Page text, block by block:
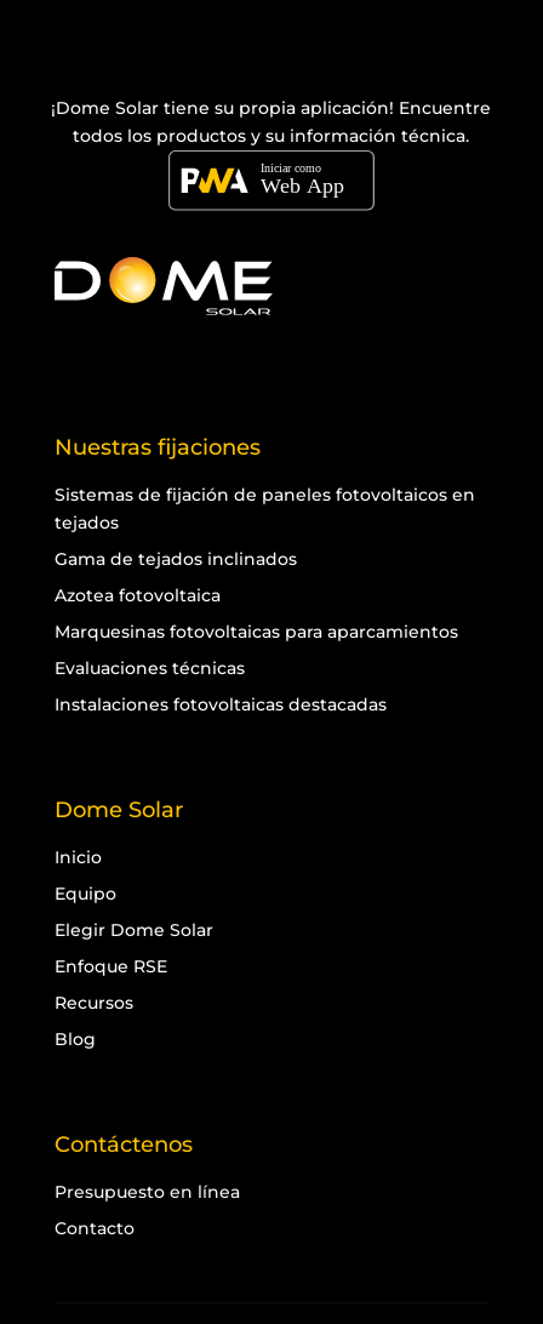
¡Dome Solar tiene su propiaaplicación! Encuentre
todos los productos y su información técnica.
Nuestras fijaciones
Sistemas de fijación de paneles fotovoltaicos en
tejados
Gama de tejados inclinados
Azotea fotovoltaica
Marquesinas fotovoltaicas para aparcamientos
Evaluaciones técnicas
Instalaciones fotovoltaicas destacadas
Dome Solar
Inicio
Equipo
Elegir Dome Solar
Enfoque RSE
Recursos
Blog
Contáctenos
Presupuesto en línea
Contacto